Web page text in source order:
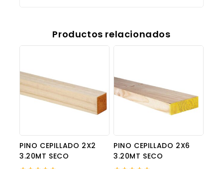
Productos relacionados
PINO CEPILLADO 2X2
3.20MT SECO
PINO CEPILLADO 2X6
3.20MT SECO